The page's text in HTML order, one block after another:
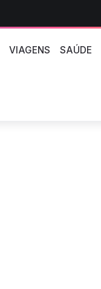
VIAGENS SAÚDE